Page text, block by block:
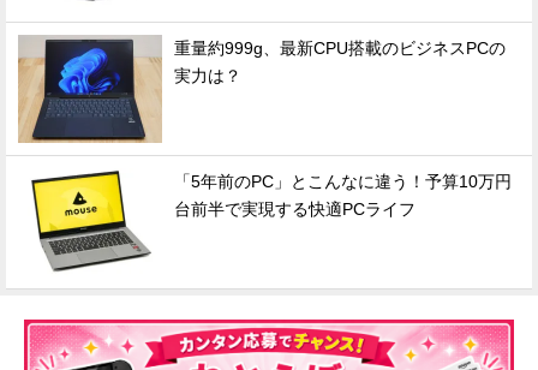
重量約999g、最新CPU搭載のビジネスPCの
実力は？
「5年前のPC」とこんなに違う！予算10万円
台前半で実現する快適PCライフ